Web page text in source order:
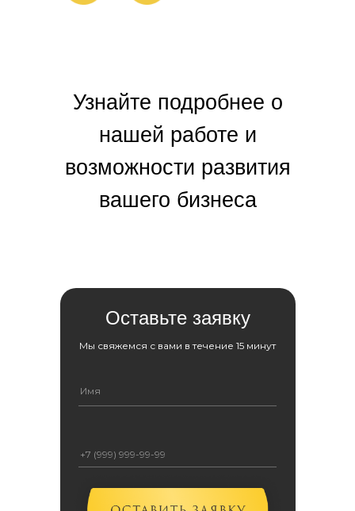
Узнайте подробнее о
нашей работе и
возможности развития
вашего бизнеса
Оставьте заявку
Мы свяжемся с вами в течение 15 минут